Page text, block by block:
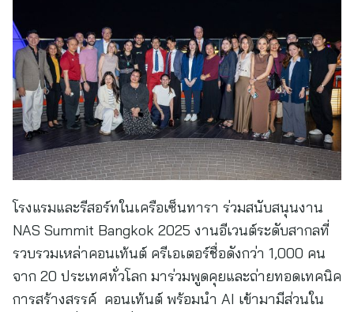
โรงแรมและรีสอร์ทในเครือเซ็นทารา ร่วมสนับสนุนงาน
NAS Summit Bangkok 2025 งานอีเวนต์ระดับสากลที่
รวบรวมเหล่าคอนเท้นต์ ครีเอเตอร์ชื่อดังกว่า 1,000 คน
จาก 20 ประเทศทั่วโลก มาร่วมพูดคุยและถ่ายทอดเทคนิค
การสร้างสรรค์ คอนเท้นต์ พร้อมนำ AI เข้ามามีส่วนใน